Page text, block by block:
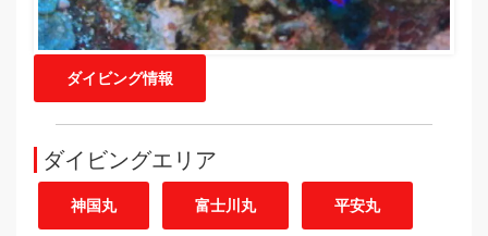
ダイビング情報
ダイビングエリア
神国丸 富士川丸 平安丸